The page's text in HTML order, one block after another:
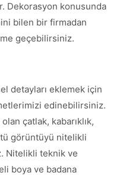
Dekorasyon konusunda
bilen bir firmadan
geçebilirsiniz.
detayları eklemek için
edinebilirsiniz.
çatlak, kabarıklık,
görüntüyü nitelikli
Nitelikli teknik ve
boya ve badana